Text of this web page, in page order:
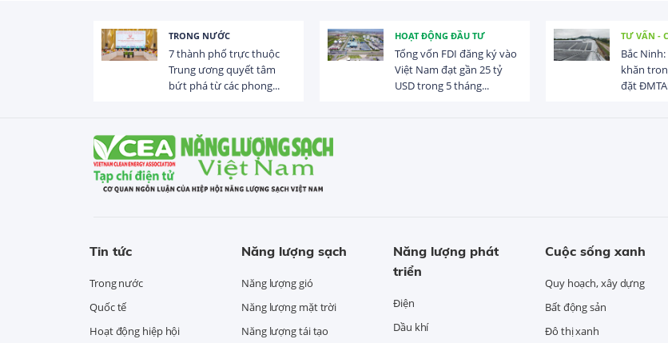
TRONG NƯỚC
7 thành phố trực thuộc
Trung ương quyết tâm
bứt phá từ các phong...
HOẠT ĐỘNG ĐẦU TƯ
Tổng vốn FDI đăng ký vào
Việt Nam đạt gần 25 tỷ
USD trong 5 tháng...
TƯ VẤN -
Bắc
khăn
đặt
Tin tức
Trong nước
Quốc tế
Hoạt động hiệp hội
Năng lượng sạch
Năng lượng gió
Năng lượng mặt trời
Năng lượng tái tạo
Năng lượng phát
triển
Điện
Dầu khí
Cuộc sống xanh
Quy hoạch, xây dựng
Bất động sản
Đô thị xanh